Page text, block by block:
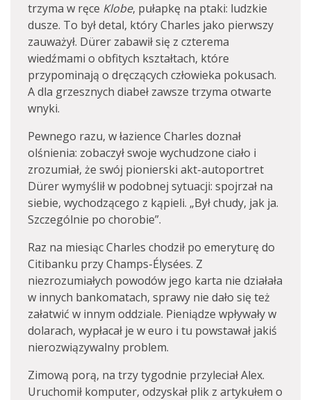
trzyma w ręce Klobe, pułapkę na ptaki: ludzkie
dusze. To był detal, który Charles jako pierwszy
zauważył. Dürer zabawił się z czterema
wiedźmami o obfitych kształtach, które
przypominają o dręczących człowieka pokusach.
A dla grzesznych diabeł zawsze trzyma otwarte
wnyki.
Pewnego razu, w łazience Charles doznał
olśnienia: zobaczył swoje wychudzone ciało i
zrozumiał, że swój pionierski akt-autoportret
Dürer wymyślił w podobnej sytuacji: spojrzał na
siebie, wychodzącego z kąpieli. „Był chudy, jak ja.
Szczególnie po chorobie”.
Raz na miesiąc Charles chodził po emeryturę do
Citibanku przy Champs-Élysées. Z
niezrozumiałych powodów jego karta nie działała
w innych bankomatach, sprawy nie dało się też
załatwić w innym oddziale. Pieniądze wpływały w
dolarach, wypłacał je w euro i tu powstawał jakiś
nierozwiązywalny problem.
Zimową porą, na trzy tygodnie przyleciał Alex.
Uruchomił komputer, odzyskał plik z artykułem o